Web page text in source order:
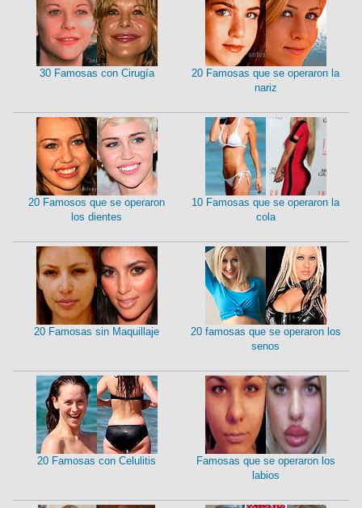
30 Famosas con Cirugía
20 Famosas que se operaron la
nariz
20 Famosos que se operaron
los dientes
10 Famosas que se operaron la
cola
20 Famosas sin Maquillaje
20 famosas que se operaron los
senos
20 Famosas con Celulitis
Famosas que se operaron los
labios